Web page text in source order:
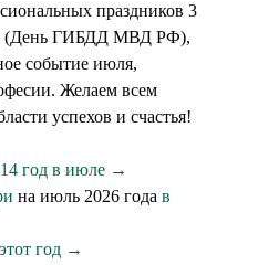
праздников 3
(День ГИБДД МВД РФ),
событие июля,
Желаем всем
успехов и счастья!
год в июле →
на июль 2026 года в
год →